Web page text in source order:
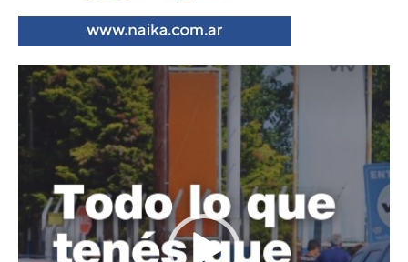
Reproductor
de
vídeo